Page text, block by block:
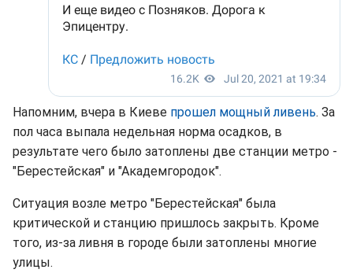
Напомним, вчера в Киеве прошел мощный ливень. За
пол часа выпала недельная норма осадков, в
результате чего было затоплены две станции метро -
"Берестейская" и "Академгородок".
Ситуация возле метро "Берестейская" была
критической и станцию пришлось закрыть. Кроме
того, из-за ливня в городе были затоплены многие
улицы.